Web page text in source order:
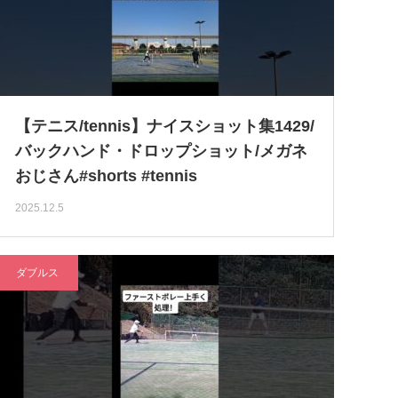
【テニス/tennis】ナイスショット集1429/
バックハンド・ドロップショット/メガネ
おじさん#shorts #tennis
2025.12.5
ダブルス